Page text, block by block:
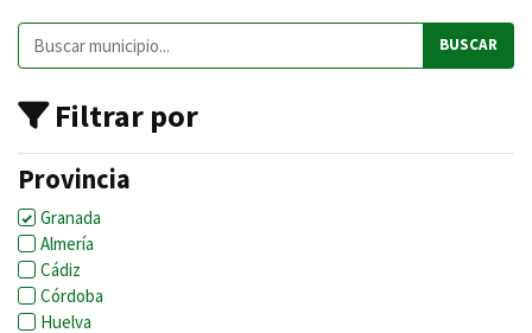
Buscar:
Filtrar por
Provincia
Granada
Almería
Cádiz
Córdoba
Huelva